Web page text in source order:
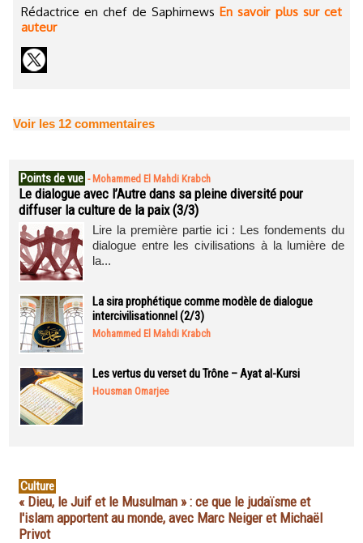
Rédactrice en chef de SaphirnewsEn savoir plus sur cet
auteur
Voir les 12 commentaires
Points de vue - Mohammed El Mahdi Krabch
Le dialogue avec l’Autre dans sa pleine diversité pour
diffuser la culture de la paix (3/3)
Lire la première partie ici : Les fondements du
dialogue entre les civilisations à la lumière de
la...
La sira prophétique comme modèle de dialogue
intercivilisationnel (2/3)
Mohammed El Mahdi Krabch
Les vertus du verset du Trône – Ayat al-Kursi
Housman Omarjee
Culture
« Dieu, le Juif et le Musulman » : ce que le judaïsme et
l'islam apportent au monde, avec Marc Neiger et Michaël
Privot